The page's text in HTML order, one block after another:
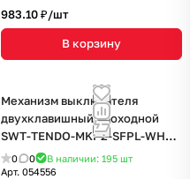
983.10 ₽/шт
В корзину
Механизм выключателя
двухклавишный проходной
SWT-TENDO-MKP2-SFPL-WH
(230V, 10A) (Arlight, Матовый
белый)
0 0 В наличии: 195 шт
Арт. 054556